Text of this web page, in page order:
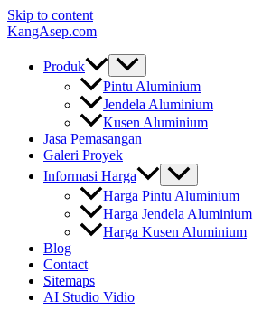
Skip to content
KangAsep.com
Produk
Pintu Aluminium
Jendela Aluminium
Kusen Aluminium
Jasa Pemasangan
Galeri Proyek
Informasi Harga
Harga Pintu Aluminium
Harga Jendela Aluminium
Harga Kusen Aluminium
Blog
Contact
Sitemaps
AI Studio Vidio